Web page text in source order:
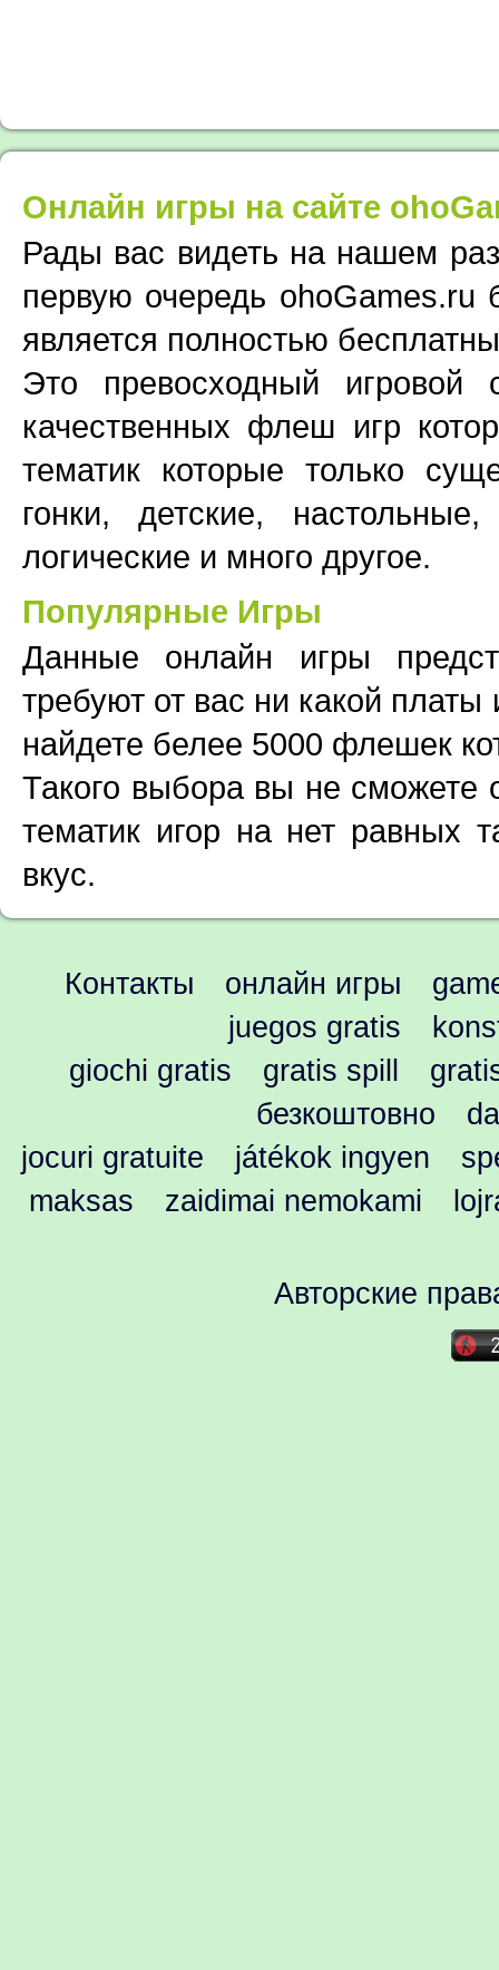
Онлайн игры на сайте
Рады вас видеть на нашем
первую очередь
является полностью
Это превосходный
качественных флеш игр
тематик которые только
гонки, детские,
логические и много другое.
Популярные Игры
Данные онлайн игры
требуют от вас ни какой
найдете белее 5000 флешек
Такого выбора вы не сможете
тематик игор на нет равных
вкус.
Контакты онлайн игры
juegos gratis
giochi gratis
gratis spill
безкоштовно
jocuri gratuite
játékok ingyen
maksas
zaidimai nemokami
Авторские